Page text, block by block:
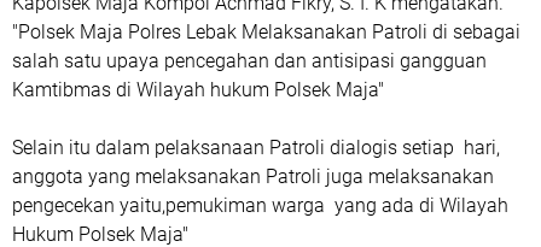
"Polsek Maja Polres Lebak Melaksanakan Patroli di sebagai
salah satu upaya pencegahan dan antisipasi gangguan
Kamtibmas di Wilayah hukum Polsek Maja"
Selain itu dalam pelaksanaan Patroli dialogis setiap hari,
anggota yang melaksanakan Patroli juga melaksanakan
pengecekan yaitu,pemukiman warga yang ada di Wilayah
Hukum Polsek Maja"